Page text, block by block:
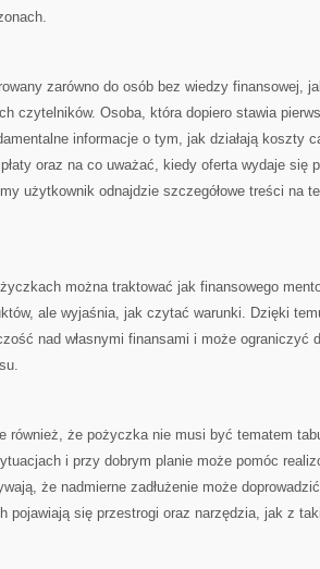
zarówno do osób bez wiedzy finansowej,
czytelników. Osoba, która dopiero stawia
informacje o tym, jak działają koszty
oraz na co uważać, kiedy oferta wydaje się
użytkownik odnajdzie szczegółowe treści na
można traktować jak finansowego
ale wyjaśnia, jak czytać warunki. Dzięki
nad własnymi finansami i może ograniczyć
również, że pożyczka nie musi być tematem
i przy dobrym planie może pomóc
że nadmierne zadłużenie może
pojawiają się przestrogi oraz narzędzia, jak z